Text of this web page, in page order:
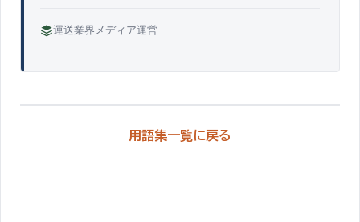
運送業界メディア運営
用語集一覧に戻る